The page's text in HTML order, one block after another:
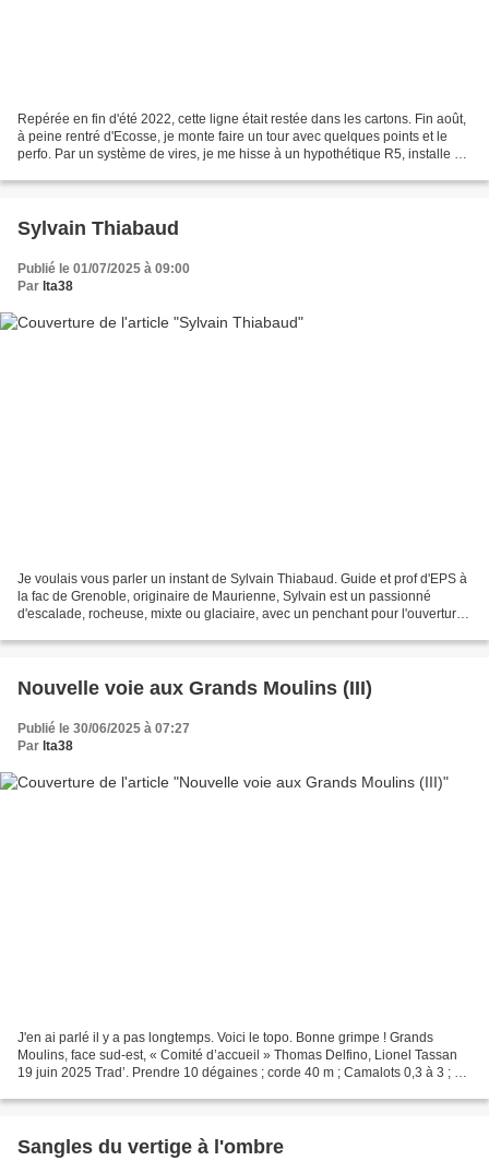
Repérée en fin d'été 2022, cette ligne était restée dans les cartons. Fin août,
à peine rentré d'Ecosse, je monte faire un tour avec quelques points et le
perfo. Par un système de vires, je me hisse à un hypothétique R5, installe en
Sylvain Thiabaud
Publié le 01/07/2025 à 09:00
Par lta38
Je voulais vous parler un instant de Sylvain Thiabaud. Guide et prof d'EPS à
la fac de Grenoble, originaire de Maurienne, Sylvain est un passionné
d'escalade, rocheuse, mixte ou glaciaire, avec un penchant pour l'ouverture
Nouvelle voie aux Grands Moulins (III)
Publié le 30/06/2025 à 07:27
Par lta38
J'en ai parlé il y a pas longtemps. Voici le topo. Bonne grimpe ! Grands
Moulins, face sud-est, « Comité d’accueil » Thomas Delfino, Lionel Tassan
19 juin 2025 Trad’. Prendre 10 dégaines ; corde 40 m ; Camalots 0,3 à 3 ; 3
Sangles du vertige à l'ombre